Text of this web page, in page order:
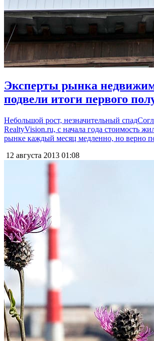
Эксперты рынка
подвели итоги первого
Небольшой рост, незначительный
RealtyVision.ru, с начала года стоимость
рынке каждый месяц медленно, но верно
12 августа 2013 01:08